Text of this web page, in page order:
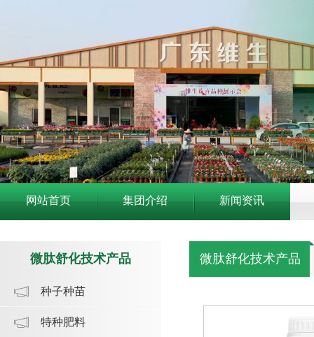
网站首页 集团介绍 新闻资讯
微肽舒化技术产品
种子种苗
特种肥料
微肽舒化技术产品